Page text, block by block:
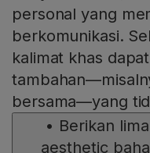
personal yang
berkomunikasi.
kalimat khas
bersama—yang
• Berikan
aesthetic